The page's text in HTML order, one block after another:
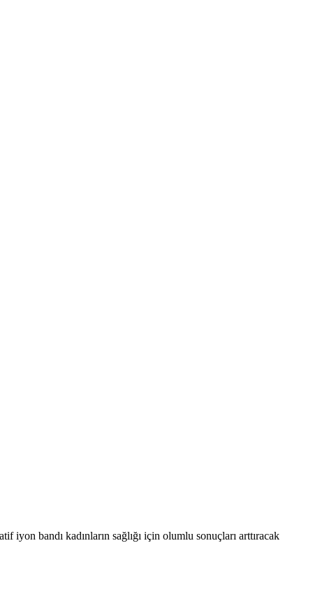
bandı kadınların sağlığı için olumlu sonuçları arttıracak